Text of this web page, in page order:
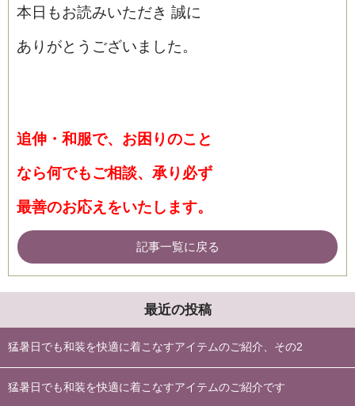
本日もお読みいただき 誠に
ありがとうございました。
追伸・和服で、お困りのこと
なら何でもご相談、承り必ず
最善のお応えをいたします。
記事一覧に戻る
最近の投稿
猛暑日でも和装を快適に着こなすアイテムのご紹介、その2
猛暑日でも和装を快適に着こなすアイテムのご紹介です